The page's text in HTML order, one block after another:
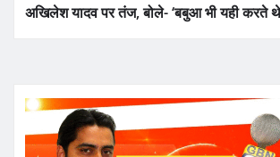
अखिलेश यादव पर तंज, बोले- ‘बबुआ भी यही करते